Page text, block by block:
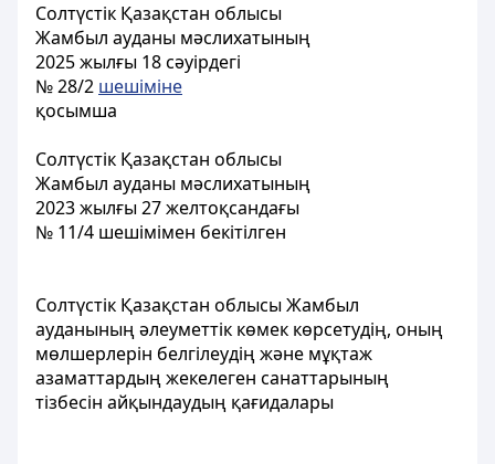
Солтүстік Қазақстан облысы
Жамбыл ауданы мәслихатының
2025 жылғы 18 сәуірдегі
№ 28/2 шешіміне
қосымша
Солтүстік Қазақстан облысы
Жамбыл ауданы мәслихатының
2023 жылғы 27 желтоқсандағы
№ 11/4 шешімімен бекітілген
Солтүстік Қазақстан облысы Жамбыл
ауданының әлеуметтік көмек көрсетудің, оның
мөлшерлерін белгілеудің және мұқтаж
азаматтардың жекелеген санаттарының
тізбесін айқындаудың қағидалары